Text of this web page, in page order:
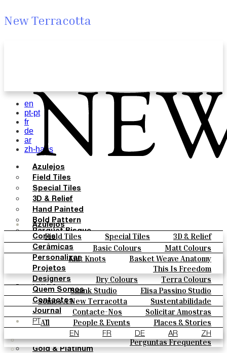
New Terracotta
Azulejos
Field Tiles Special Tiles
3D & Relief
Hand Painted
Bold Pattern
Parquet Bisque
Natural Cotto
Smink Studio
Elisa Passino
Paulo Vale
Cores
Basic Colours
Matt Colours
Oxide Explosions
Special Firing
Vintage Metallics
Gold & Platinum
Blends
Dry Colours
Terra Colours
Cerâmicas
Knit Knots
Basket Weave Anatomy
This Is Freedom
Personalizar
Projetos
Designers
Smink Studio
Elisa Passino Studio
Paulo Vale
Quem Somos
Somos A New Terracotta
Sustentabilidade
O Estúdio
Contactos
Contacte-Nos
Solicitar Amostras
Como Comprar
Catálogos E Especificações Técnicas
Perguntas Frequentes
Journal
All People & Events
Places & Stories
Materiais & Sustainability
Inspiration & Culture
PT
EN FR DE AR ZH
en
pt-pt
fr
de
ar
zh-hans
Azulejos
Field Tiles
Special Tiles
3D & Relief
Hand Painted
Bold Pattern
Parquet Bisque
Natural Cotto
Smink Studio
Elisa Passino
Paulo Vale
Cores
Basic Colours
Matt Colours
Oxide Explosions
Special Firing
Vintage Metallics
Gold & Platinum